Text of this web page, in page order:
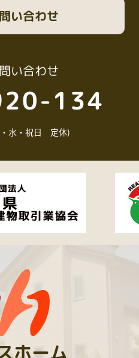
い合わせ
134
水・祝日 定休)
い合わせ
ホーム